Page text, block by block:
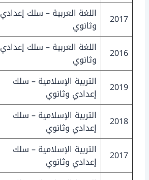
2017
اللغة العربية – سلك إعدادي
وثانوي
2016
اللغة العربية – سلك إعدادي
وثانوي
2019
التربية الإسلامية – سلك
إعدادي وثانوي
2018
التربية الإسلامية – سلك
إعدادي وثانوي
2017
التربية الإسلامية – سلك
إعدادي وثانوي